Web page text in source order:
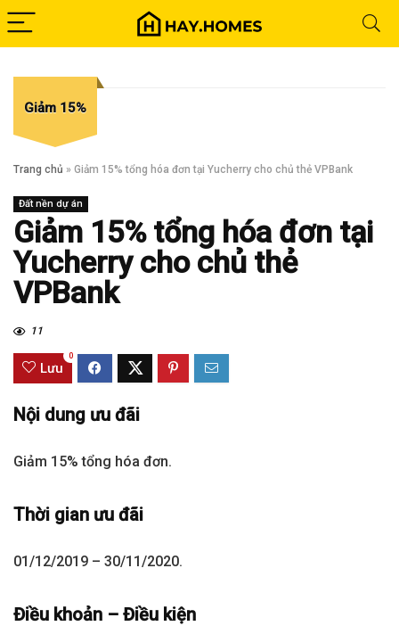
Giảm 15%
Trang chủ » Giảm 15% tổng hóa đơn tại Yucherry cho chủ thẻ VPBank
Đất nền dự án
Giảm 15% tổng hóa đơn tại
Yucherry cho chủ thẻ
VPBank
11
Lưu
0
Nội dung ưu đãi
Giảm 15% tổng hóa đơn.
Thời gian ưu đãi
01/12/2019 – 30/11/2020.
Điều khoản – Điều kiện